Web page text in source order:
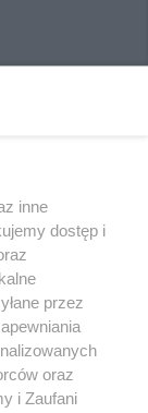
portali
z nami
inne
dostęp i
przez
oraz
i Zaufani